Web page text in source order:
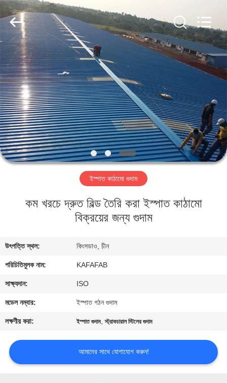
বাড়ি
পণ্য
ভিডিও
ভিআর
শো
আমাদের
কারখানা
পরিদর্শন
গুণমান
নিয়ন্ত্রণ
আমাদের
সাথে
Qingdao
KaFa
Fabrication
Co.,
Rights
Reserved.
ইস্পাত কাঠামো গুদাম
কম খরচে দ্রুত বিল্ড তৈরি করা ইস্পাত কাঠামো
বিক্রয়ের জন্য গুদাম
উৎপত্তি স্থল: কিংসডাও, চীন
পরিচিতিমুলক নাম: KAFAFAB
সাক্ষ্যদান: ISO
মডেল নম্বার: ইস্পাত গঠন গুদাম
লক্ষণীয় করা: ইস্পাত গুদাম,স্ট্রাকচারাল স্টিলের গুদাম
আমাদের সাথে যোগাযোগ করুন!